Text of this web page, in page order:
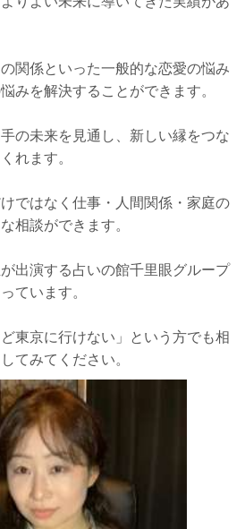
関係といった一般的な恋愛の悩み
みを解決することができます。
の未来を見通し、新しい縁をつな
れます。
ではなく仕事・人間関係・家庭の
相談ができます。
出演する占いの館千里眼グループ
ています。
東京に行けない」という方でも相
てみてください。